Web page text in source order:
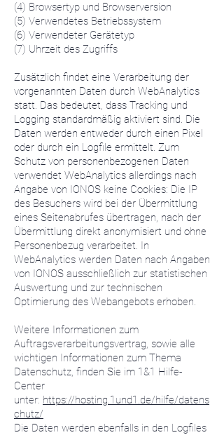
(4) Browsertyp und Browserversion
(5) Verwendetes Betriebssystem
(6) Verwendeter Gerätetyp
(7) Uhrzeit des Zugriffs
Zusätzlich findet eine Verarbeitung der
vorgenannten Daten durch WebAnalytics
statt. Das bedeutet, dass Tracking und
Logging standardmäßig aktiviert sind. Die
Daten werden entweder durch einen Pixel
oder durch ein Logfile ermittelt. Zum
Schutz von personenbezogenen Daten
verwendet WebAnalytics allerdings nach
Angabe von IONOS keine Cookies: Die IP
des Besuchers wird bei der Übermittlung
eines Seitenabrufes übertragen, nach der
Übermittlung direkt anonymisiert und ohne
Personenbezug verarbeitet. In
WebAnalytics werden Daten nach Angaben
von IONOS ausschließlich zur statistischen
Auswertung und zur technischen
Optimierung des Webangebots erhoben.
Weitere Informationen zum
Auftragsverarbeitungsvertrag, sowie alle
wichtigen Informationen zum Thema
Datenschutz, finden Sie im 1&1 Hilfe-
Center
unter: https://hosting.1und1.de/hilfe/datens
chutz/
Die Daten werden ebenfalls in den Logfiles